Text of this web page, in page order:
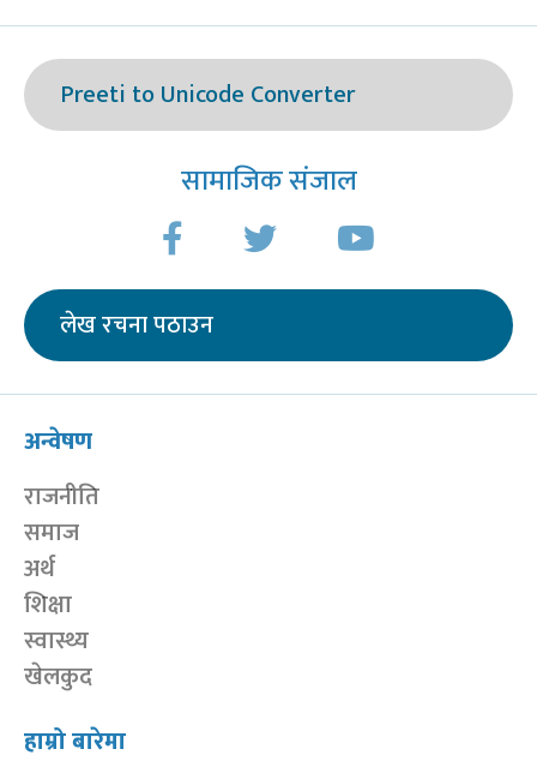
Preeti to Unicode Converter
सामाजिक संजाल
लेख रचना पठाउन
अन्वेषण
राजनीति
समाज
अर्थ
शिक्षा
स्वास्थ्य
खेलकुद
हाम्रो बारेमा